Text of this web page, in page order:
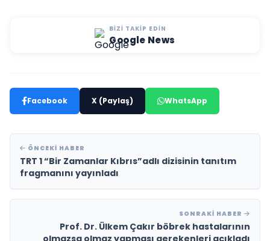
BIZI TAKIP EDIN
Google News
Facebook X (Paylaş) WhatsApp
ÖNCEKI HABER
TRT 1 “Bir Zamanlar Kıbrıs”adlı dizisinin tanıtım
fragmanını yayınladı
SONRAKI HABER
Prof. Dr. Ülkem Çakır böbrek hastalarının